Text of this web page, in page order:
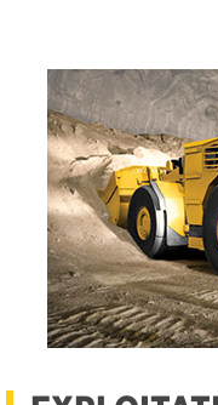
Nous offrons la